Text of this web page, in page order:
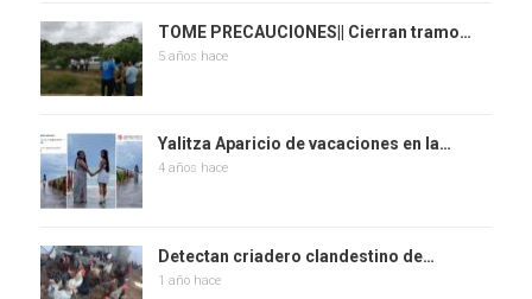
TOME PRECAUCIONES|| Cierran tramo…
5 años hace
Yalitza Aparicio de vacaciones en la…
4 años hace
Detectan criadero clandestino de…
1 año hace